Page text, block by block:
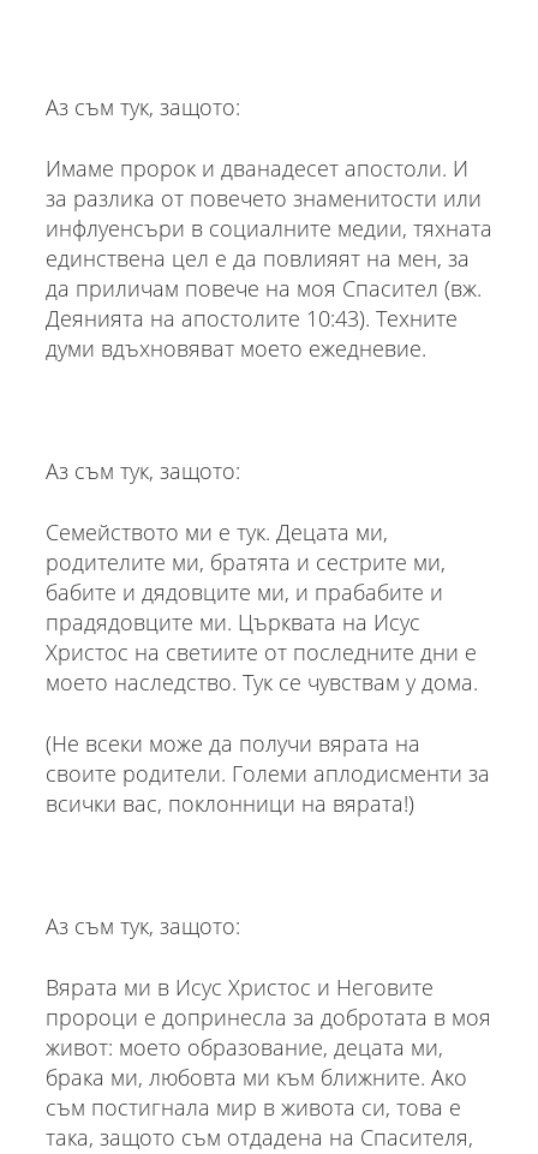
Аз съм тук, защото:
Имаме пророк и дванадесет апостоли. И
за разлика от повечето знаменитости или
инфлуенсъри в социалните медии, тяхната
единствена цел е да повлияят на мен, за
да приличам повече на моя Спасител (вж.
Деянията на апостолите 10:43). Техните
думи вдъхновяват моето ежедневие.
Аз съм тук, защото:
Семейството ми е тук. Децата ми,
родителите ми, братята и сестрите ми,
бабите и дядовците ми, и прабабите и
прадядовците ми. Църквата на Исус
Христос на светиите от последните дни е
моето наследство. Тук се чувствам у дома.
(Не всеки може да получи вярата на
своите родители. Големи аплодисменти за
всички вас, поклонници на вярата!)
Аз съм тук, защото:
Вярата ми в Исус Христос и Неговите
пророци е допринесла за добротата в моя
живот: моето образование, децата ми,
брака ми, любовта ми към ближните. Ако
съм постигнала мир в живота си, това е
така, защото съм отдадена на Спасителя,